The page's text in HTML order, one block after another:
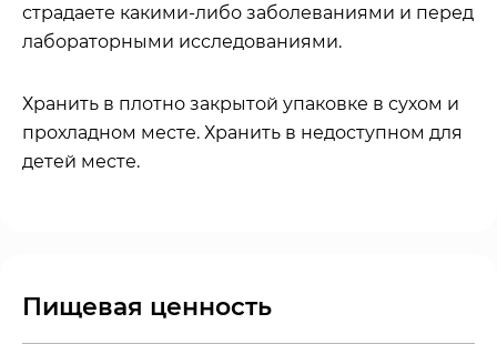
страдаете какими-либо заболеваниями и перед
лабораторными исследованиями.
Хранить в плотно закрытой упаковке в сухом и
прохладном месте. Хранить в недоступном для
детей месте.
Пищевая ценность